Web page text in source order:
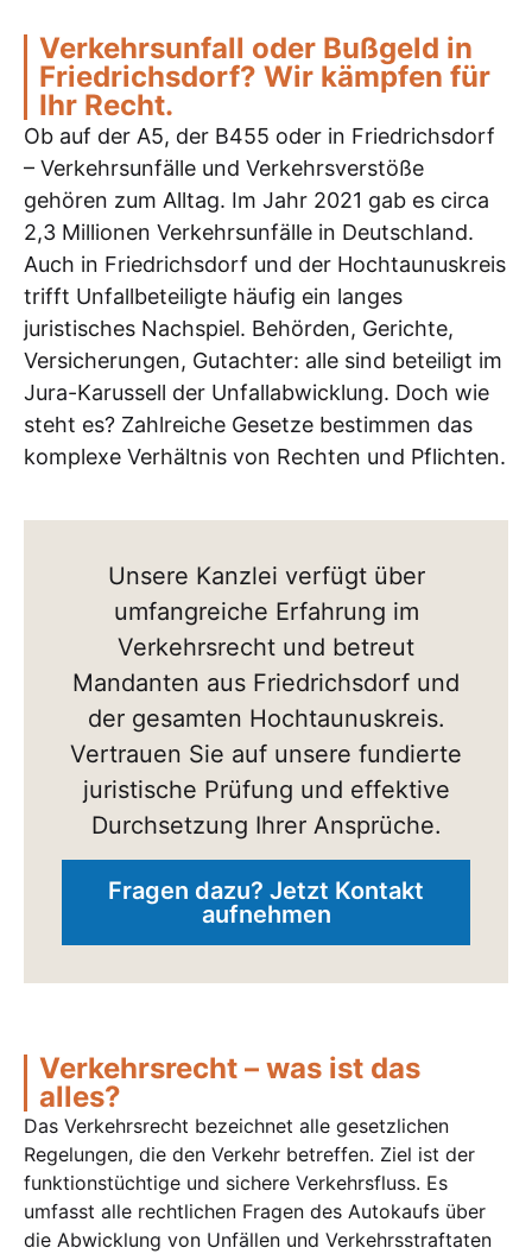
Verkehrsunfall oder Bußgeld in
Friedrichsdorf? Wir kämpfen für
Ihr Recht.
Ob auf der A5, der B455 oder in Friedrichsdorf
– Verkehrsunfälle und Verkehrsverstöße
gehören zum Alltag. Im Jahr 2021 gab es circa
2,3 Millionen Verkehrsunfälle in Deutschland.
Auch in Friedrichsdorf und der Hochtaunuskreis
trifft Unfallbeteiligte häufig ein langes
juristisches Nachspiel. Behörden, Gerichte,
Versicherungen, Gutachter: alle sind beteiligt im
Jura-Karussell der Unfallabwicklung. Doch wie
steht es? Zahlreiche Gesetze bestimmen das
komplexe Verhältnis von Rechten und Pflichten.
Unsere Kanzlei verfügt über
umfangreiche Erfahrung im
Verkehrsrecht und betreut
Mandanten aus Friedrichsdorf und
der gesamten Hochtaunuskreis.
Vertrauen Sie auf unsere fundierte
juristische Prüfung und effektive
Durchsetzung Ihrer Ansprüche.
Fragen dazu? Jetzt Kontakt
aufnehmen
Verkehrsrecht – was ist das
alles?
Das Verkehrsrecht bezeichnet alle gesetzlichen
Regelungen, die den Verkehr betreffen. Ziel ist der
funktionstüchtige und sichere Verkehrsfluss. Es
umfasst alle rechtlichen Fragen des Autokaufs über
die Abwicklung von Unfällen und Verkehrsstraftaten